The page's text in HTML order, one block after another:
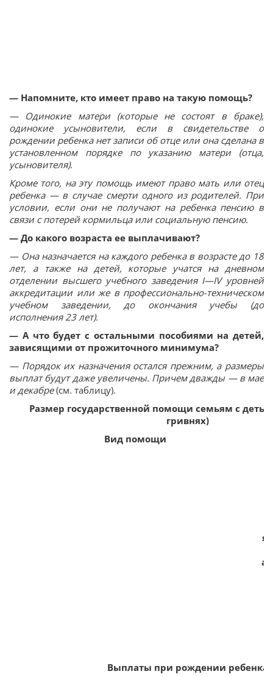
— Напомните, кто имеет право на такую помощь?
— Одинокие матери (которые не состоят в браке),
одинокие усыновители, если в свидетельстве о
рождении ребенка нет записи об отце или она сделана в
установленном порядке по указанию матери (отца,
усыновителя).
Кроме того, на эту помощь имеют право мать или отец
ребенка — в случае смерти одного из родителей. При
условии, если они не получают на ребенка пенсию в
связи с потерей кормильца или социальную пенсию.
— До какого возраста ее выплачивают?
— Она назначается на каждого ребенка в возрасте до 18
лет, а также на детей, которые учатся на дневном
отделении высшего учебного заведения I—IV уровней
аккредитации или же в профессионально-техническом
учебном заведении, до окончания учебы (до
исполнения 23 лет).
— А что будет с остальными пособиями на детей,
зависящими от прожиточного минимума?
— Порядок их назначения остался прежним, а размеры
выплат будут даже увеличены. Причем дважды — в мае
и декабре(см. таблицу).
Размер государственной помощи семьям с
гривнях)
Вид помощи
Выплаты при рождении ребенка